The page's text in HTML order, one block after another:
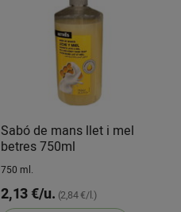
Sabó de mans llet i mel
betres 750ml
750 ml.
2,13 €/u. (2,84 €/l.)